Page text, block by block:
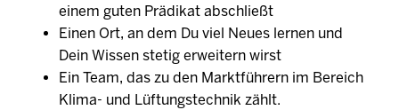
einem guten Prädikat abschließt
Einen Ort, an dem Du viel Neues lernen und
Dein Wissen stetig erweitern wirst
Ein Team, das zu den Marktführern im Bereich
Klima- und Lüftungstechnik zählt.